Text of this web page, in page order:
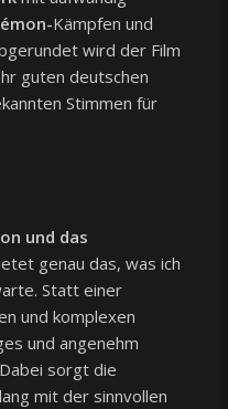
Kämpfen und
wird der Film
guten deutschen
Stimmen für
und das
genau das, was ich
Statt einer
und komplexen
und angenehm
sorgt die
mit der sinnvollen